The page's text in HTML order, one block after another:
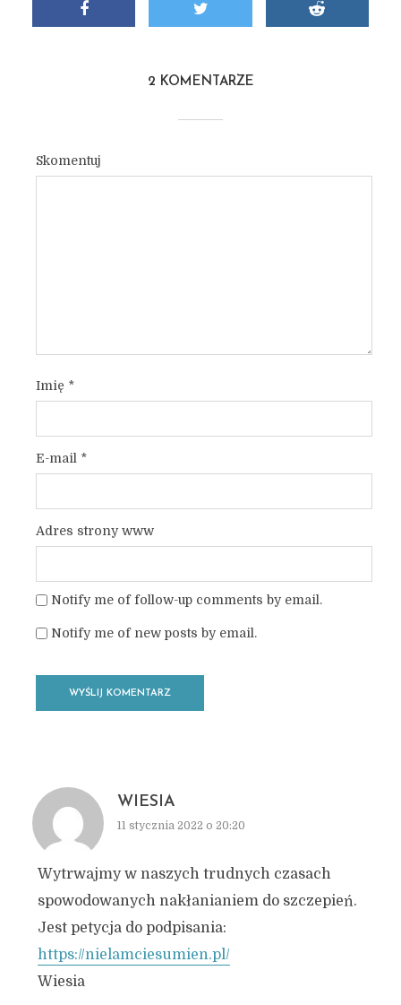
2 KOMENTARZE
Skomentuj
Imię *
E-mail *
Adres strony www
Notify me of follow-up comments by email.
Notify me of new posts by email.
WIESIA
11 stycznia 2022 o 20:20
Wytrwajmy w naszych trudnych czasach
spowodowanych nakłanianiem do szczepień.
Jest petycja do podpisania:
https://nielamciesumien.pl/
Wiesia